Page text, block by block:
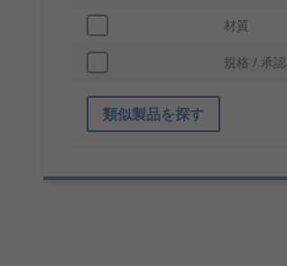
材質
規格 / 承認
類似製品を探す